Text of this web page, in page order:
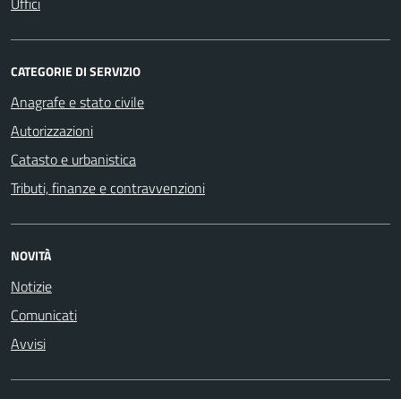
CATEGORIE DI SERVIZIO
Anagrafe e stato civile
Autorizzazioni
Catasto e urbanistica
Tributi, finanze e contravvenzioni
NOVITÀ
Notizie
Comunicati
Avvisi